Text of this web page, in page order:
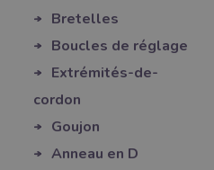
Bretelles
Boucles de réglage
Extrémités-de-
cordon
Goujon
Anneau en D